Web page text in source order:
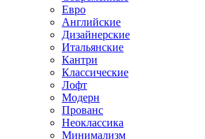
Евро
Английские
Дизайнерские
Итальянские
Кантри
Классические
Лофт
Модерн
Прованс
Неоклассика
Минимализм